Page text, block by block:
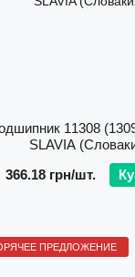
11308
SLAVIA
366.18 грн/шт.
ПРЕДЛОЖЕНИЕ